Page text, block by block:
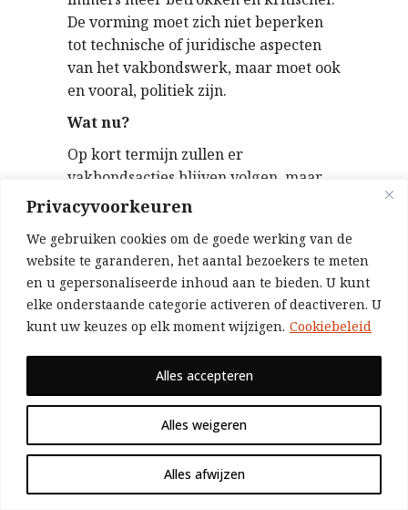
Privacyvoorkeuren
We gebruiken cookies om de goede werking van de
website te garanderen, het aantal bezoekers te meten
en u gepersonaliseerde inhoud aan te bieden. U kunt
elke onderstaande categorie activeren of deactiveren. U
kunt uw keuzes op elk moment wijzigen. Cookiebeleid
Alles weigeren
Alles afwijzen
Alles accepteren
De vorming moet zich niet beperken
tot technische of juridische aspecten
van het vakbondswerk, maar moet ook
en vooral, politiek zijn.
Wat nu?
Op kort termijn zullen er
vakbondsacties blijven volgen, maar
zullen ze louter demonstratief zijn of
mediageniek, t.t.z. gericht op ‘gezien
en gehoord’ worden. De acties die
gepland zijn hebben niet tot doel om
de krachtsverhoudingen te
veranderen. De vakbonden hebben nu
ook een klacht neergelegd bi het
grondwettelijk hof tegen de
indexsprong. Niet meteen de meest
mobiliserende actie. Op nationaal en
interprofessioneel niveau zal het
nepoverleg verder gezet worden.
Bijvoorbeeld rond de pensioenen.